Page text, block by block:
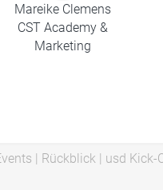
Mareike Clemens
CST Academy &
Marketing
| Rückblick | usd Kick-